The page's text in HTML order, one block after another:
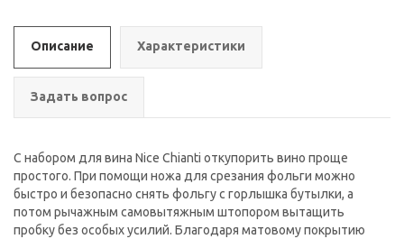
Описание Характеристики
Задать вопрос
С набором для вина Nice Chianti откупорить вино проще
простого. При помощи ножа для срезания фольги можно
быстро и безопасно снять фольгу с горлышка бутылки, а
потом рычажным самовытяжным штопором вытащить
пробку без особых усилий. Благодаря матовому покрытию